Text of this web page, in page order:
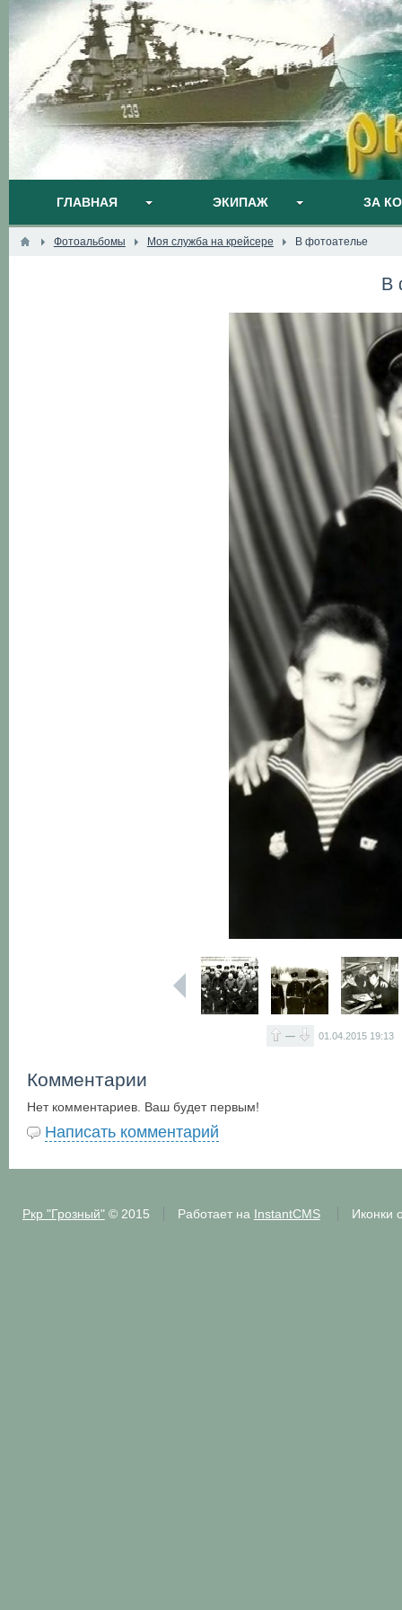
ГЛАВНАЯ ЭКИПАЖ ЗА
Фотоальбомы Моя служба на крейсере В фотоателье
В
— 01.04.2015 19:13
Комментарии
Нет комментариев. Ваш будет первым!
Написать комментарий
Ркр "Грозный"© 2015 Работает на InstantCMS Иконки